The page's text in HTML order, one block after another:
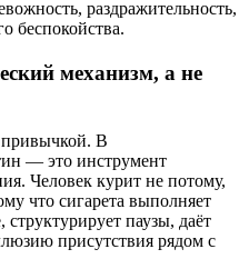
раздражительность,
беспокойства.
механизм, а не
привычкой. В
— это инструмент
Человек курит не потому,
что сигарета выполняет
паузы, даёт
присутствия рядом с